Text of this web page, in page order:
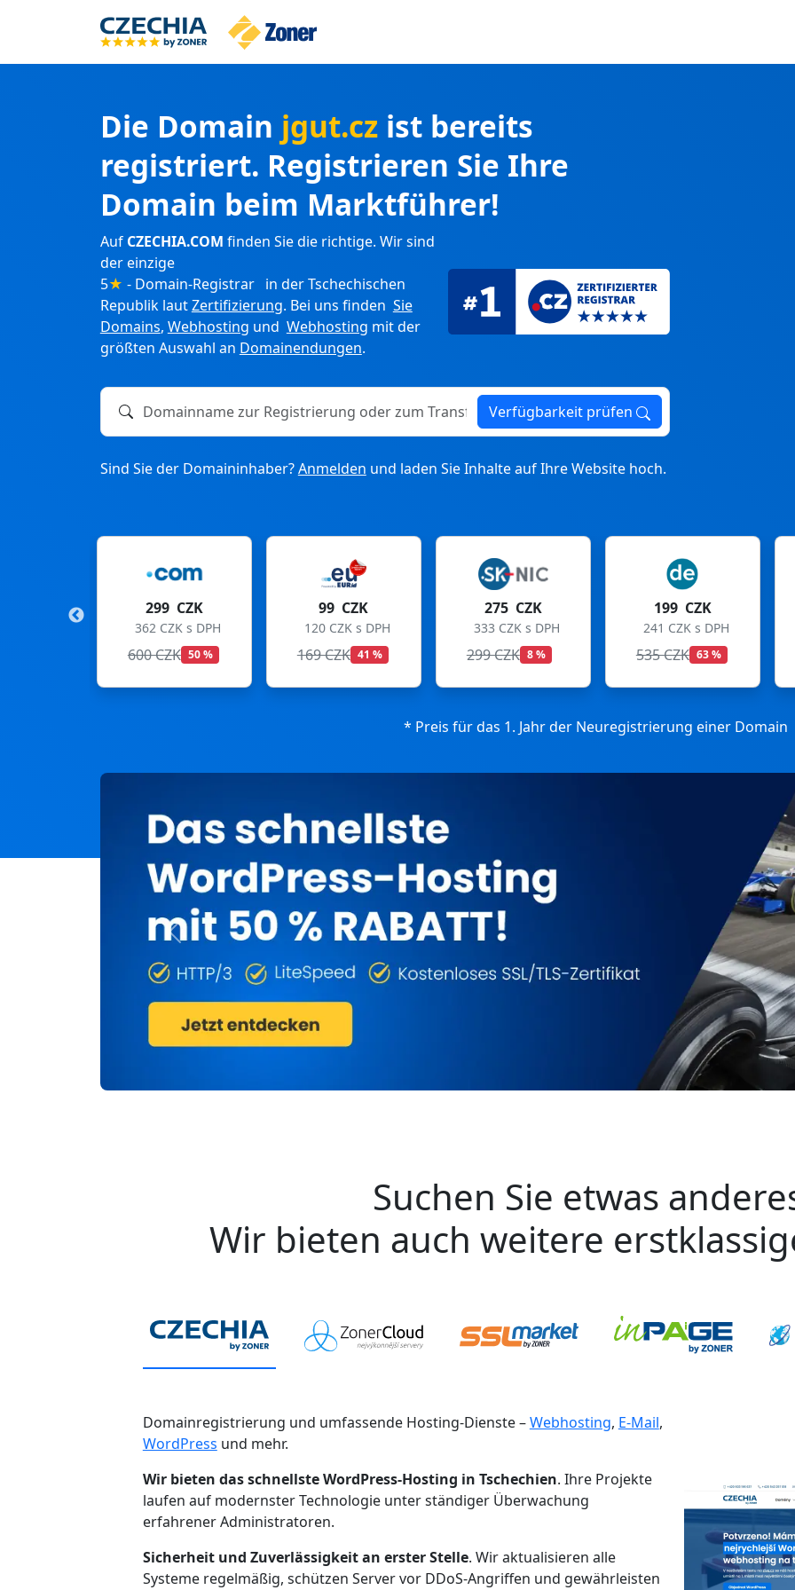
Die Domain jgut.cz ist bereits
registriert. Registrieren Sie Ihre
Domain beim Marktführer!
Auf CZECHIA.COM finden Sie die richtige. Wir sind
der einzige
5★ - Domain-Registrar in der Tschechischen
Republik lautZertifizierung. Bei uns finden Sie
Domains, Webhosting und Webhosting mit der
größten Auswahl an Domainendungen.
Domainname zur Registrierung oder zum Transfer Verfügbarkeit prüfen
Sind Sie der Domaininhaber?Anmelden und laden Sie Inhalte auf Ihre Website hoch.
299 CZK
362 CZK s DPH
99 CZK
120 CZK s DPH
169 CZK
275 CZK
333 CZK s DPH
299 CZK
199 CZK
241 CZK s DPH
535 CZK
199 CZK
241 CZK s DPH
699 CZK
* Preis für das 1. Jahr der Neuregistrierung einer Domain
Previous
Suchen Sie etwas
Wir bieten auch weitere
Domainregistrierung und umfassende Hosting-Dienste –Webhosting, E-Mail,
WordPress und mehr.
Wir bieten das schnellste WordPress-Hosting in Tschechien. Ihre Projekte
laufen auf modernster Technologie unter ständiger Überwachung
erfahrener Administratoren.
Sicherheit und Zuverlässigkeit an erster Stelle. Wir aktualisieren alle
Systeme regelmäßig, schützen Server vor DDoS-Angriffen und gewährleisten